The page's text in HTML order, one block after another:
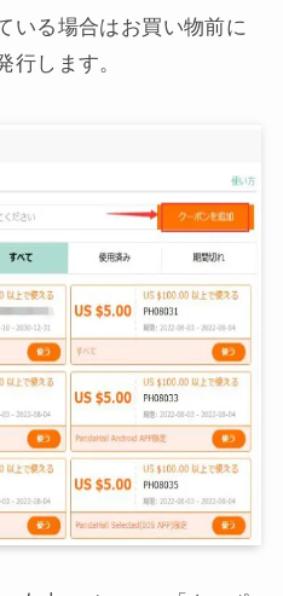
いる場合はお買い物前に
行します。